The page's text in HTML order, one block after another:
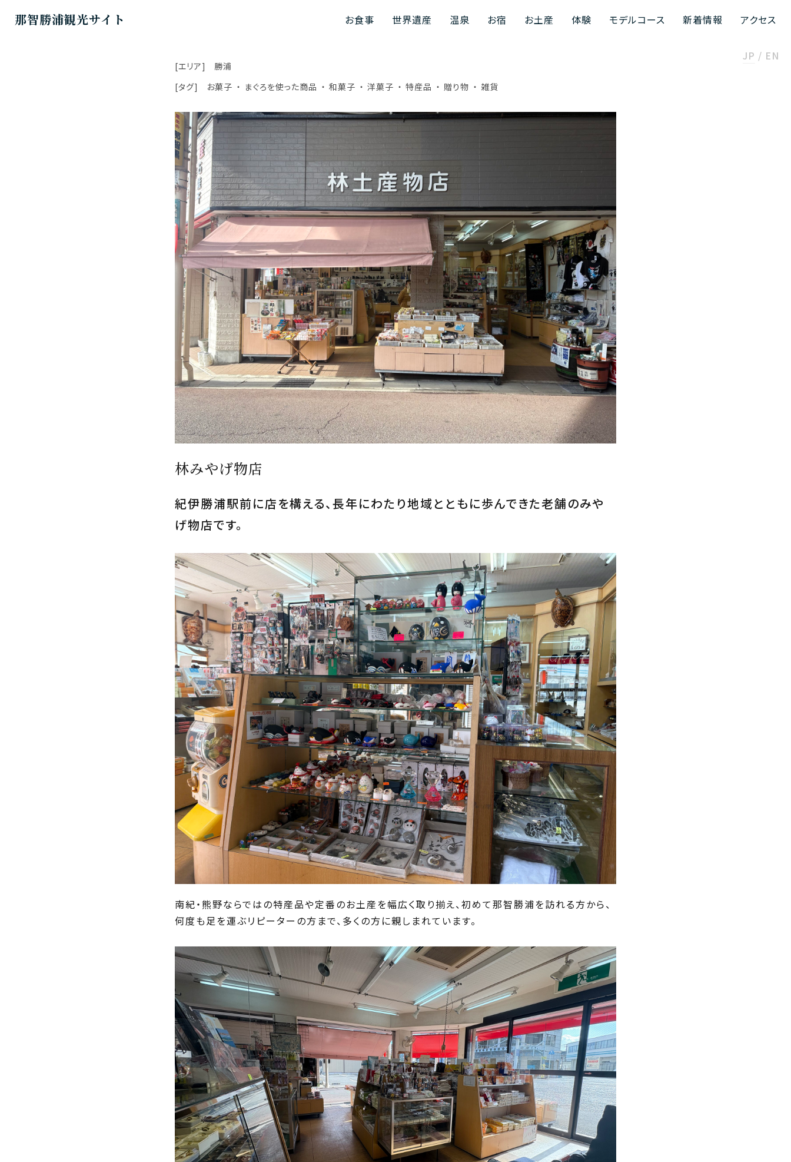
那智勝浦観光サイト お食事 世界遺産 温泉 お宿 お土産 体験 モデルコース 新着情報 アクセス
JP EN
[エリア]
勝浦
[タグ]
お菓子 まぐろを使った商品 和菓子 洋菓子 特産品 贈り物 雑貨
林みやげ物店
紀伊勝浦駅前に店を構える、長年にわたり地域とともに歩んできた老舗のみや
げ物店です。
南紀・熊野ならではの特産品や定番のお土産を幅広く取り揃え、初めて那智勝浦を訪れる方から、
何度も足を運ぶリピーターの方まで、多くの方に親しまれています。